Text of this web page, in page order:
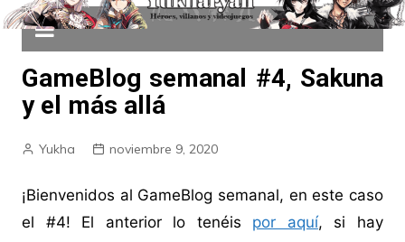
GameBlog semanal #4, Sakuna
y el más allá
Yukha noviembre 9, 2020
¡Bienvenidos al GameBlog semanal, en este caso
el #4! El anterior lo tenéis por aquí, si hay